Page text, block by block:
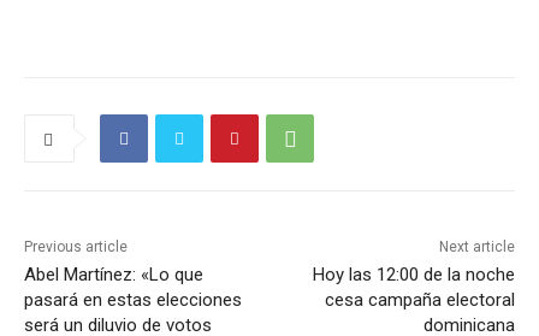
Previous article
Abel Martínez: «Lo que
pasará en estas elecciones
será un diluvio de votos
Next article
Hoy las 12:00 de la noche
cesa campaña electoral
dominicana